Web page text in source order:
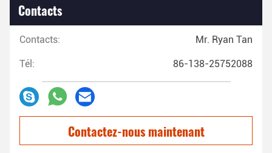
Contacts
Contacts: Mr. Ryan Tan
Tél: 86-138-25752088
Contactez-nous maintenant